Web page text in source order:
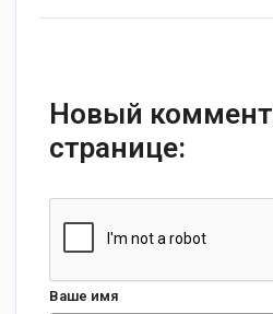
Новый
странице:
Ваше имя